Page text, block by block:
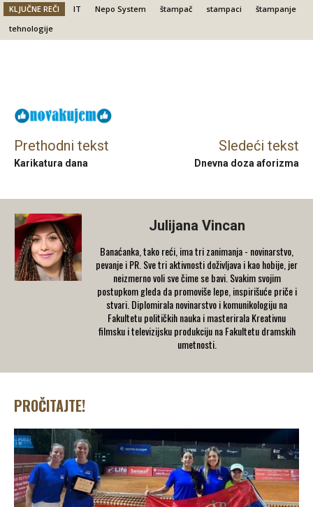
KLJUČNE REČI IT Nepo System štampač stampaci
štampanje
tehnologije
Prethodni tekst
Karikatura dana
Sledeći tekst
Dnevna doza aforizma
Julijana Vincan
Banaćanka, tako reći, ima tri zanimanja - novinarstvo,
pevanje i PR. Sve tri aktivnosti doživljava i kao hobije, jer
neizmerno voli sve čime se bavi. Svakim svojim
postupkom gleda da promoviše lepe, inspirišuće priče i
stvari. Diplomirala novinarstvo i komunikologiju na
Fakultetu političkih nauka i masterirala Kreativnu
filmsku i televizijsku produkciju na Fakultetu dramskih
umetnosti.
PROČITAJTE!